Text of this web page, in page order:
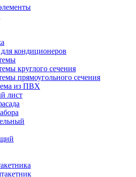
кондиционеров
круглого сечения
прямоугольного сечения
из ПВХ
лист